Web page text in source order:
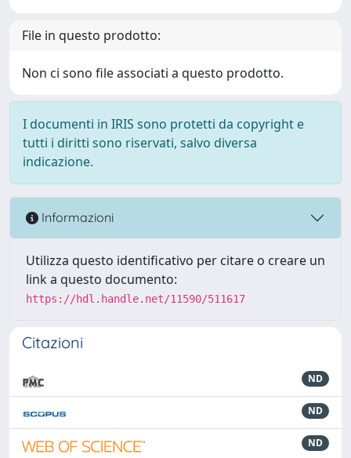
File in questo prodotto:
Non ci sono file associati a questo prodotto.
I documenti in IRIS sono protetti da copyright e
tutti i diritti sono riservati, salvo diversa
indicazione.
Informazioni
Utilizza questo identificativo per citare o creare un
link a questo documento:
https://hdl.handle.net/11590/511617
Citazioni
ND
ND
ND